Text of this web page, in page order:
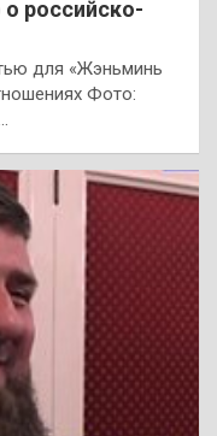
российско-
для «Жэньминь
Фото: